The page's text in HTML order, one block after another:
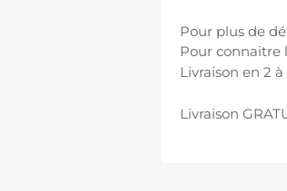
Pour plus de
Pour connaitre
Livraison en 2
Livraison